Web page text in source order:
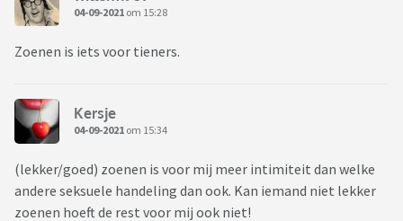
04-09-2021 om 15:28
Zoenen is iets voor tieners.
Kersje
04-09-2021 om 15:34
(lekker/goed) zoenen is voor mij meer intimiteit dan welke
andere seksuele handeling dan ook. Kan iemand niet lekker
zoenen hoeft de rest voor mij ook niet!